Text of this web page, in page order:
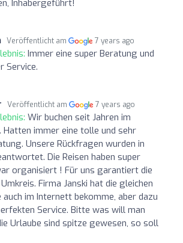
Inhabergeführt!
Veröffentlicht am 7 years ago
Immer eine super Beratung und
Service.
Veröffentlicht am 7 years ago
Wir buchen seit Jahren im
Hatten immer eine tolle und sehr
Unsere Rückfragen wurden in
Die Reisen haben super
organisiert ! Für uns garantiert die
Firma Janski hat die gleichen
auch im Internett bekomme, aber dazu
Service. Bitte was will man
Urlaube sind spitze gewesen, so soll